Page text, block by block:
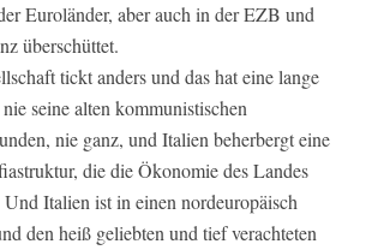
Euroländer, aber auch in der EZB und
überschüttet.
tickt anders und das hat eine lange
seine alten kommunistischen
nie ganz, und Italien beherbergt eine
die die Ökonomie des Landes
Italien ist in einen nordeuropäisch
den heiß geliebten und tief verachteten